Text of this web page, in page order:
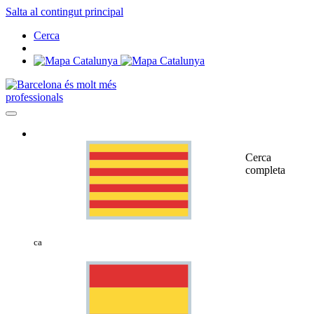
Salta al contingut principal
Cerca
professionals
ca
Cerca
completa